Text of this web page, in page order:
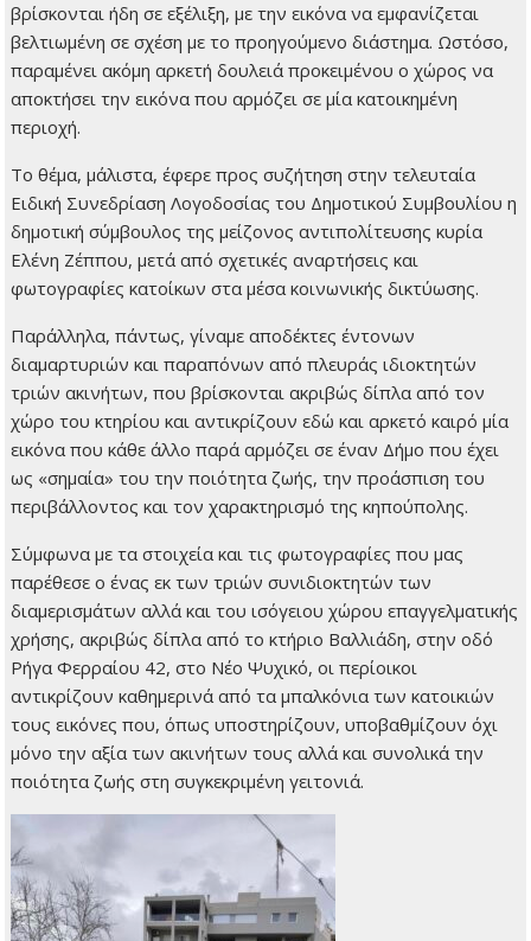
βρίσκονται ήδη σε εξέλιξη, με την εικόνα να εμφανίζεται
βελτιωμένη σε σχέση με το προηγούμενο διάστημα. Ωστόσο,
παραμένει ακόμη αρκετή δουλειά προκειμένου ο χώρος να
αποκτήσει την εικόνα που αρμόζει σε μία κατοικημένη
περιοχή.
Το θέμα, μάλιστα, έφερε προς συζήτηση στην τελευταία
Ειδική Συνεδρίαση Λογοδοσίας του Δημοτικού Συμβουλίου η
δημοτική σύμβουλος της μείζονος αντιπολίτευσης κυρία
Ελένη Ζέππου, μετά από σχετικές αναρτήσεις και
φωτογραφίες κατοίκων στα μέσα κοινωνικής δικτύωσης.
Παράλληλα, πάντως, γίναμε αποδέκτες έντονων
διαμαρτυριών και παραπόνων από πλευράς ιδιοκτητών
τριών ακινήτων, που βρίσκονται ακριβώς δίπλα από τον
χώρο του κτηρίου και αντικρίζουν εδώ και αρκετό καιρό μία
εικόνα που κάθε άλλο παρά αρμόζει σε έναν Δήμο που έχει
ως «σημαία» του την ποιότητα ζωής, την προάσπιση του
περιβάλλοντος και τον χαρακτηρισμό της κηπούπολης.
Σύμφωνα με τα στοιχεία και τις φωτογραφίες που μας
παρέθεσε ο ένας εκ των τριών συνιδιοκτητών των
διαμερισμάτων αλλά και του ισόγειου χώρου επαγγελματικής
χρήσης, ακριβώς δίπλα από το κτήριο Βαλλιάδη, στην οδό
Ρήγα Φερραίου 42, στο Νέο Ψυχικό, οι περίοικοι
αντικρίζουν καθημερινά από τα μπαλκόνια των κατοικιών
τους εικόνες που, όπως υποστηρίζουν, υποβαθμίζουν όχι
μόνο την αξία των ακινήτων τους αλλά και συνολικά την
ποιότητα ζωής στη συγκεκριμένη γειτονιά.